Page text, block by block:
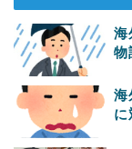
海
物
海
に